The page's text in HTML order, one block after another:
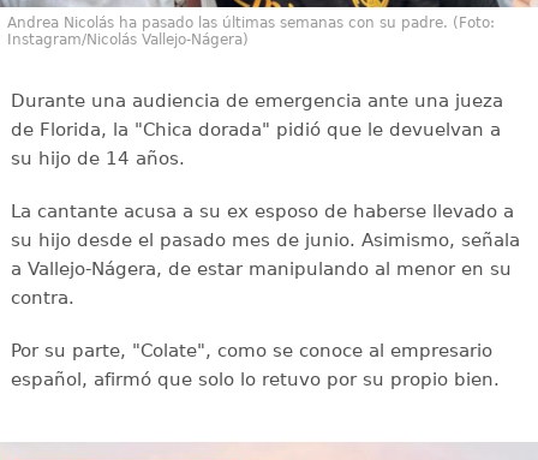
Andrea Nicolás ha pasado las últimas semanas con su padre. (Foto:
Instagram/Nicolás Vallejo-Nágera)
Durante una audiencia de emergencia ante una jueza
de Florida, la "Chica dorada" pidió que le devuelvan a
su hijo de 14 años.
La cantante acusa a su ex esposo de haberse llevado a
su hijo desde el pasado mes de junio. Asimismo, señala
a Vallejo-Nágera, de estar manipulando al menor en su
contra.
Por su parte, "Colate", como se conoce al empresario
español, afirmó que solo lo retuvo por su propio bien.